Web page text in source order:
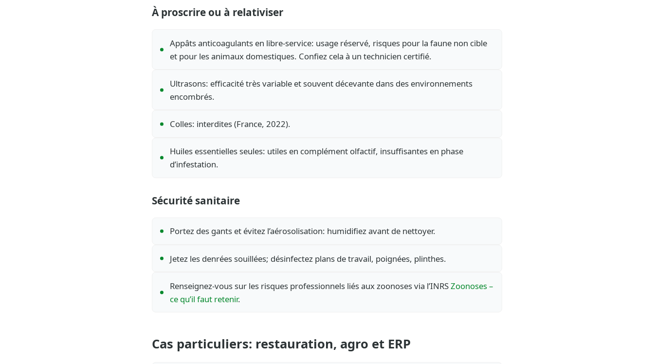
À proscrire ou à relativiser
Appâts anticoagulants en libre-service: usage réservé, risques pour la faune non cible
et pour les animaux domestiques. Confiez cela à un technicien certifié.
Ultrasons: efficacité très variable et souvent décevante dans des environnements
encombrés.
Colles: interdites (France, 2022).
Huiles essentielles seules: utiles en complément olfactif, insuffisantes en phase
d’infestation.
Sécurité sanitaire
Portez des gants et évitez l’aérosolisation: humidifiez avant de nettoyer.
Jetez les denrées souillées; désinfectez plans de travail, poignées, plinthes.
Renseignez-vous sur les risques professionnels liés aux zoonoses via l’INRSZoonoses –
ce qu’il faut retenir.
Cas particuliers: restauration, agro et ERP